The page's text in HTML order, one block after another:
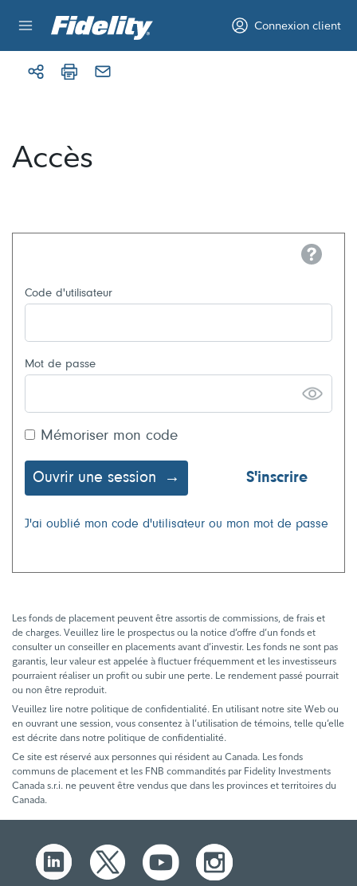
Connexion client
Accès
Help
Code d'utilisateur
Mot de passe
Mémoriser mon code
Ouvrir une session S'inscrire
J'ai oublié mon code d'utilisateur ou mon mot de passe
Les fonds de placement peuvent être assortis de commissions, de frais et
de charges. Veuillez lire le prospectus ou la notice d’offre d’un fonds et
consulter un conseiller en placements avant d’investir. Les fonds ne sont pas
garantis, leur valeur est appelée à fluctuer fréquemment et les investisseurs
pourraient réaliser un profit ou subir une perte. Le rendement passé pourrait
ou non être reproduit.
Veuillez lire notre politique de confidentialité. En utilisant notre site Web ou
en ouvrant une session, vous consentez à l’utilisation de témoins, telle qu’elle
est décrite dans notre politique de confidentialité.
Ce site est réservé aux personnes qui résident au Canada. Les fonds
communs de placement et les FNB commandités par Fidelity Investments
Canada s.r.i. ne peuvent être vendus que dans les provinces et territoires du
Canada.